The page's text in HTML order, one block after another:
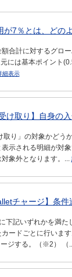
7％とは、どの
合計に対するグロ
には基本ポイント
細表示
け取り】自身の
取り」の対象かどう
表示される明細が対
象外となります。...
チャージ】条
下記いずれかを満
カードごとに行いま
ジする。（※2） （